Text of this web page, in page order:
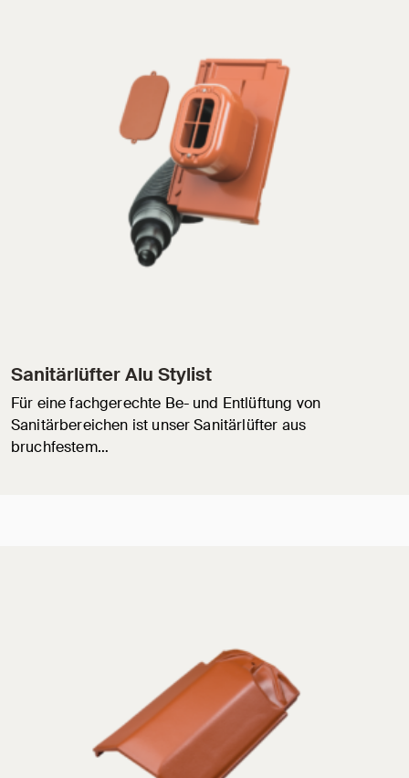
Sanitärlüfter Alu Stylist
Für eine fachgerechte Be- und Entlüftung von
Sanitärbereichen ist unser Sanitärlüfter aus
bruchfestem…